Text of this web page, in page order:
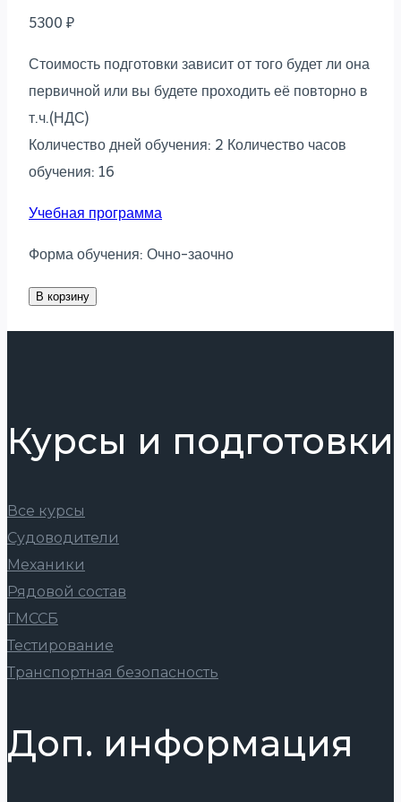
5300 ₽
Стоимость подготовки зависит от того будет ли она
первичной или вы будете проходить её повторно в
т.ч.(НДС)
Количество дней обучения: 2 Количество часов
обучения: 16
Учебная программа
Форма обучения: Очно-заочно
Количество
В корзину
Курсы и подготовки
Все курсы
Судоводители
Механики
Рядовой состав
ГМССБ
Тестирование
Транспортная безопасность
Доп. информация